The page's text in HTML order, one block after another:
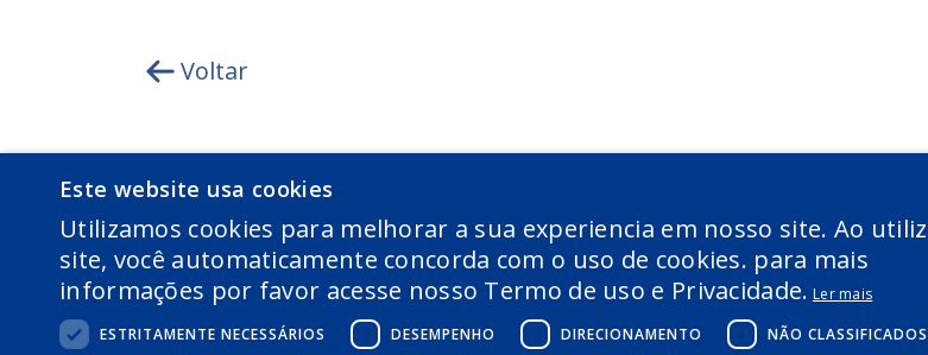
Voltar
Este website usa cookies
Utilizamos cookies para melhorar a sua experiencia em nosso site. Ao
site, você automaticamente concorda com o uso de cookies. para mais
informações por favor acesse nosso Termo de uso e Privacidade. Ler mais
ESTRITAMENTE NECESSÁRIOS
DESEMPENHO DIRECIONAMENTO NÃO CLASSIFICADOS